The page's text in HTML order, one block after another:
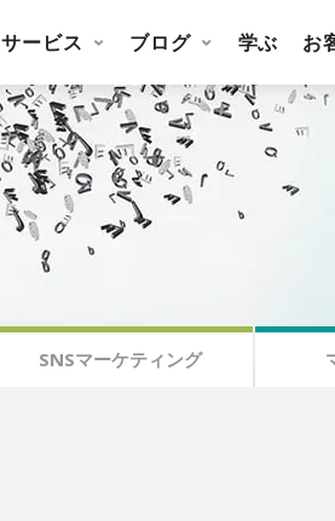
サービス ブログ 学ぶ お
SNSマーケティング